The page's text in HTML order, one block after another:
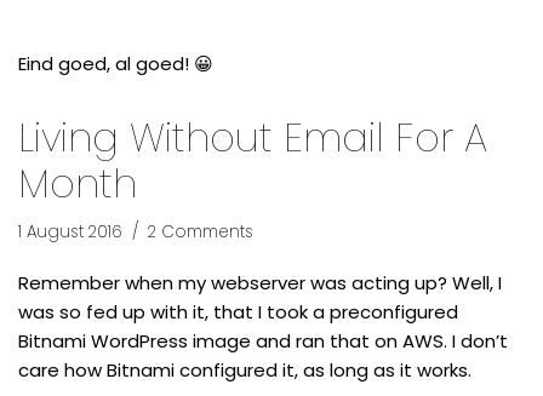
Eind goed, al goed! 😀
Living Without Email For A
Month
1 August 2016 2 Comments
Remember when my webserver was acting up? Well, I
was so fed up with it, that I took a preconfigured
Bitnami WordPress image and ran that on AWS. I don’t
care how Bitnami configured it, as long as it works.